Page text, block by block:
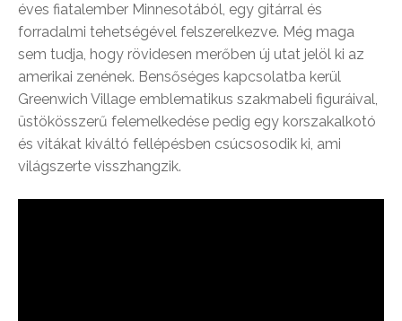
éves fiatalember Minnesotából, egy gitárral és
forradalmi tehetségével felszerelkezve. Még maga
sem tudja, hogy rövidesen merőben új utat jelöl ki az
amerikai zenének. Bensőséges kapcsolatba kerül
Greenwich Village emblematikus szakmabeli figuráival,
üstökösszerű felemelkedése pedig egy korszakalkotó
és vitákat kiváltó fellépésben csúcsosodik ki, ami
világszerte visszhangzik.